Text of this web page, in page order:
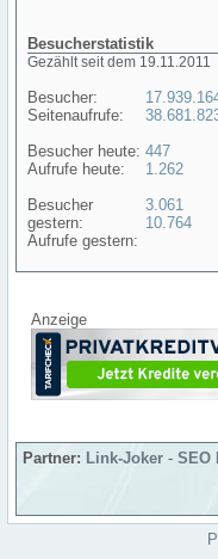
Besucherstatistik
Gezählt seit dem 19.11.2011
Besucher:
Seitenaufrufe:
Besucher heute:
Aufrufe heute:
Besucher
gestern:
Aufrufe gestern:
447
1.262
3.061
10.764
Anzeige
Partner: Link-Joker - SEO